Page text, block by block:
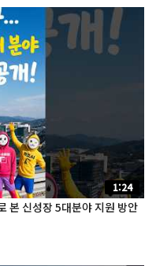
1:24
본 신성장 5대분야 지원 방안